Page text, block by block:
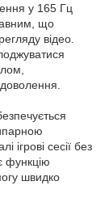
у 165 Гц
що
відео.
сесії без
функцію
швидко